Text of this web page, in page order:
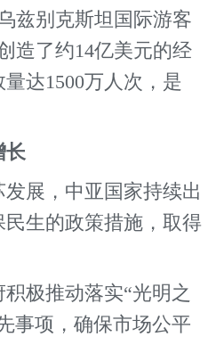
兹别克斯坦国际游客
造了约14亿美元的经
达1500万人次，是
长
展，中亚国家持续出
生的政策措施，取得
极推动落实“光明之
事项，确保市场公平